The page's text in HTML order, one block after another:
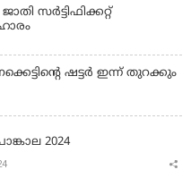
സര്‍ട്ടിഫിക്കറ്റ്
ഷട്ടര്‍ ഇന്ന് തുറക്കും
2024